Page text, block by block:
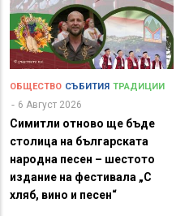
ОБЩЕСТВО СЪБИТИЯ ТРАДИЦИИ
6 Август 2026
Симитли отново ще бъде
столица на българската
народна песен – шестото
издание на фестивала „С
хляб, вино и песен“